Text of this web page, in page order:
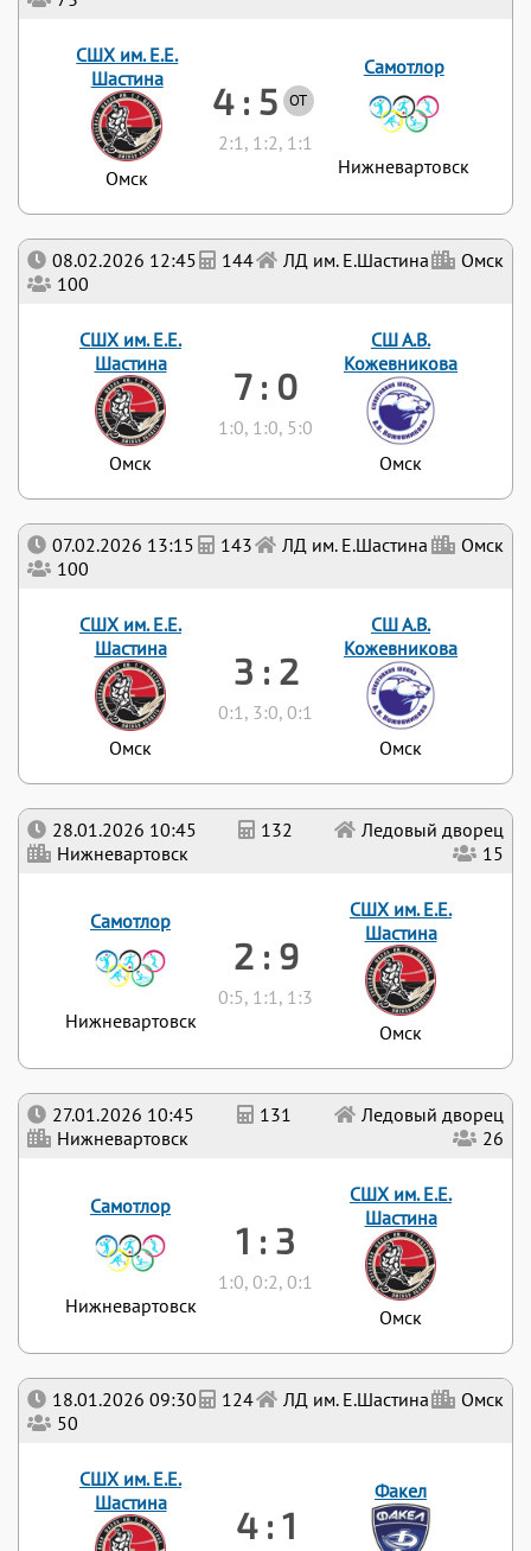
18.01.2026 09:30 124 ЛД им. Е.Шастина
Омск
50
СШХ им. Е.Е.
Шастина
4 : 1
Факел
27.01.2026 10:45 131
Ледовый дворец
Нижневартовск
26
Самотлор
Нижневартовск
1 : 3
1:0, 0:2, 0:1
СШХ им. Е.Е.
Шастина
Омск
28.01.2026 10:45 132
Ледовый дворец
Нижневартовск
15
Самотлор
Нижневартовск
2 : 9
0:5, 1:1, 1:3
СШХ им. Е.Е.
Шастина
Омск
07.02.2026 13:15 143 ЛД им. Е.Шастина
Омск
100
СШХ им. Е.Е.
Шастина
Омск
3 : 2
0:1, 3:0, 0:1
СШ А.В.
Кожевникова
Омск
08.02.2026 12:45 144 ЛД им. Е.Шастина
Омск
100
СШХ им. Е.Е.
Шастина
Омск
7 : 0
1:0, 1:0, 5:0
СШ А.В.
Кожевникова
Омск
СШХ им. Е.Е.
Шастина
Омск
4 : 5 ОТ
2:1, 1:2, 1:1
Самотлор
Нижневартовск